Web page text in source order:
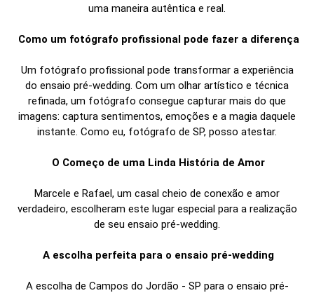
uma maneira autêntica e real.
Como um fotógrafo profissional pode fazer a diferença
Um fotógrafo profissional pode transformar a experiência
do ensaio pré-wedding. Com um olhar artístico e técnica
refinada, um fotógrafo consegue capturar mais do que
imagens: captura sentimentos, emoções e a magia daquele
instante. Como eu, fotógrafo de SP, posso atestar.
O Começo de uma Linda História de Amor
Marcele e Rafael, um casal cheio de conexão e amor
verdadeiro, escolheram este lugar especial para a realização
de seu ensaio pré-wedding.
A escolha perfeita para o ensaio pré-wedding
A escolha de Campos do Jordão - SP para o ensaio pré-